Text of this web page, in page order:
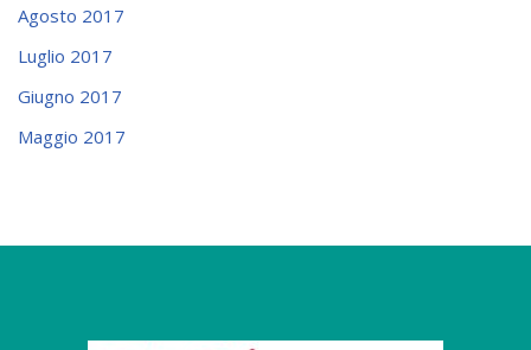
Agosto 2017
Luglio 2017
Giugno 2017
Maggio 2017